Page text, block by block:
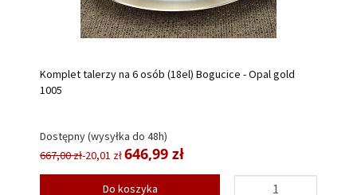
Komplet talerzy na 6 osób (18el) Bogucice - Opal gold
1005
Dostępny (wysyłka do 48h)
667,00 zł-20,01 zł646,99 zł
Do koszyka